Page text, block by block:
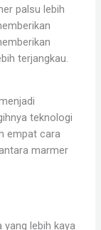
palsu lebih
terjangkau.
teknologi
empat cara
marmer
lebih kaya